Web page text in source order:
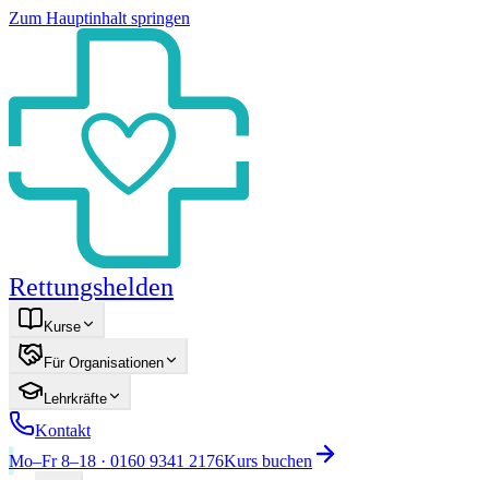
Zum Hauptinhalt springen
Rettungshelden
Kurse
Für Organisationen
Lehrkräfte
Kontakt
Mo–Fr 8–18 · 0160 9341 2176Kurs buchen